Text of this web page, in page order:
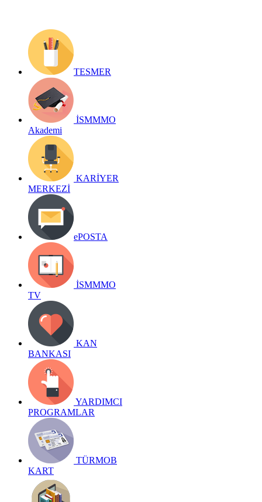
TESMER
İSMMMO
Akademi
KARİYER
MERKEZİ
ePOSTA
İSMMMO
TV
KAN
BANKASI
YARDIMCI
PROGRAMLAR
TÜRMOB
KART